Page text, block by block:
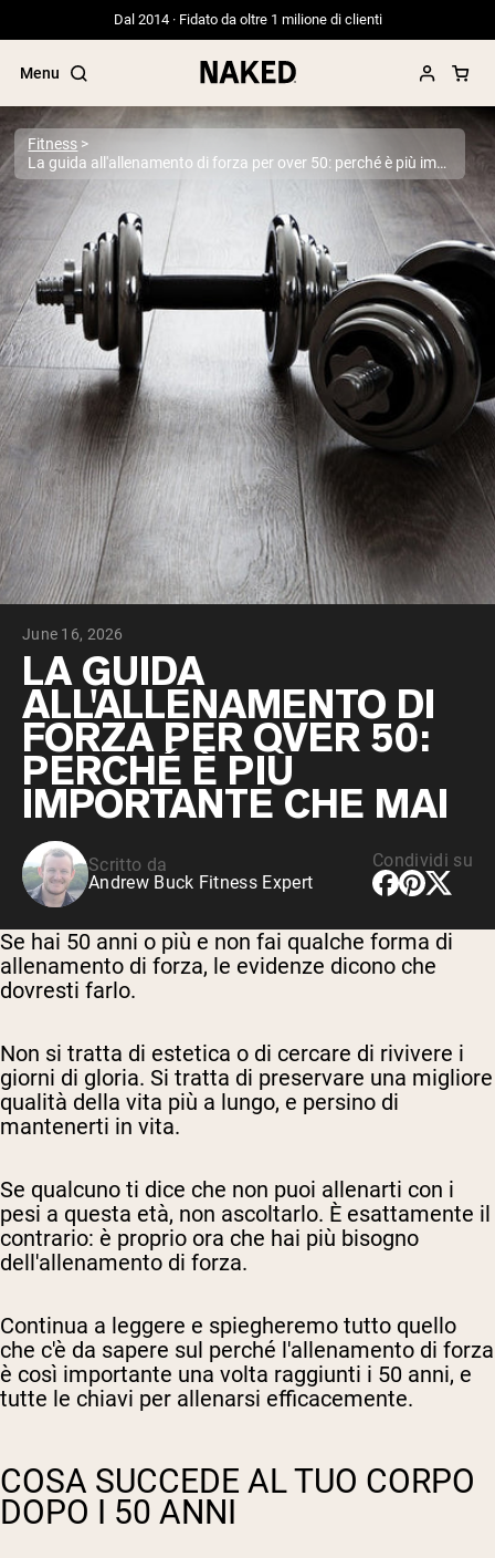
Dal 2014 · Fidato da oltre 1 milione di clienti
Menu
Termini di ricerca popolari
”Protein Powder“
”Overnight Oats“
”Vegan protein“
”Collagen“
”Micellar Casein“
PROTEIN POWDERSBest Seller
Proteina di piselli
Proteine del Siero di Latte da
Allevamento al Pascolo
Peptidi di collagene
Whey al cioccolato da latte di mucche
alimentate a erba
Whey di erba alimentata alla vaniglia
Siero di latte da bovini alimentati a erba
Shop All Protein Powders
VEGAN PROTEIN
Proteina di piselli
Fitness
La guida all'allenamento di forza per over 50: perché è più importante che mai
June 16, 2026
LA GUIDA
ALL'ALLENAMENTO DI
FORZA PER OVER 50:
PERCHÉ È PIÙ
IMPORTANTE CHE MAI
Scritto da
Andrew Buck Fitness Expert
Condividi su
Se hai 50 anni o più e non fai qualche forma di
allenamento di forza, le evidenze dicono che
dovresti farlo.
Non si tratta di estetica o di cercare di rivivere i
giorni di gloria. Si tratta di preservare una migliore
qualità della vita più a lungo, e persino di
mantenerti in vita.
Se qualcuno ti dice che non puoi allenarti con i
pesi a questa età, non ascoltarlo. È esattamente il
contrario: è proprio ora che hai più bisogno
dell'allenamento di forza.
Continua a leggere e spiegheremo tutto quello
che c'è da sapere sul perché l'allenamento di forza
è così importante una volta raggiunti i 50 anni, e
tutte le chiavi per allenarsi efficacemente.
COSA SUCCEDE AL TUO CORPO
DOPO I 50 ANNI